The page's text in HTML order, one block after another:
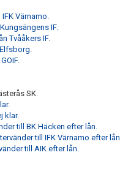
Värnamo.
IF.
Tvååkers IF.
SK.
klar.
till BK Häcken efter lån.
till IFK Värnamo efter lån.
till AIK efter lån.